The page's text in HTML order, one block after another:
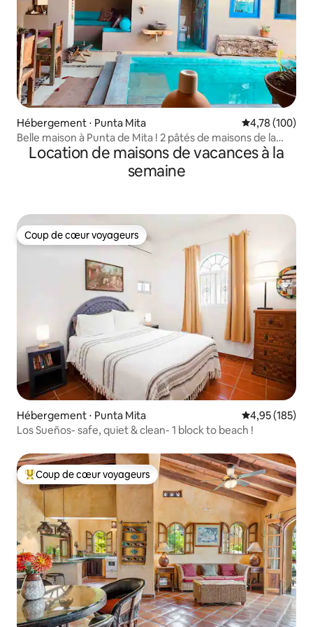
Hébergement ⋅ Punta Mita Évaluation
4,78 (100)
Belle maison à Punta de Mita ! 2 pâtés de maisons de la
plage
Location de maisons de vacances à la
semaine
Coup de cœur voyageurs
Coup de cœur voyageurs
Hébergement ⋅ Punta Mita Évaluation
4,95 (185)
Los Sueños- safe, quiet & clean- 1 block to beach !
Coups de cœur voyageurs les plus appréciés
Coup de cœur voyageurs